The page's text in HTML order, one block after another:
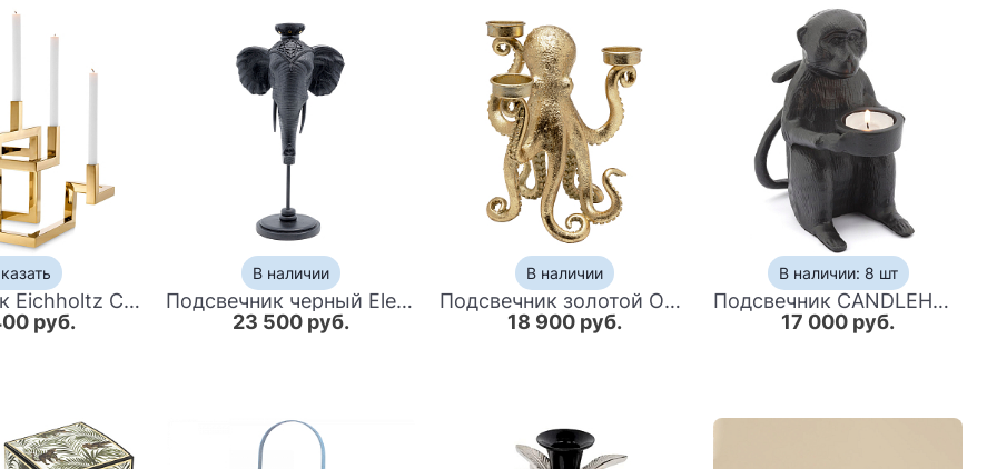
Подсвечник Eichholtz Candle Holder Skyline
руб.
В наличии
Подсвечник черный Elephant's head
23 500 руб.
В наличии
Подсвечник золотой Осьминог Gold Octopus Candlestick
18 900 руб.
В наличии: 8 шт
Подсвечник CANDLEHOLDER MONKEY ALLU
17 000 руб.